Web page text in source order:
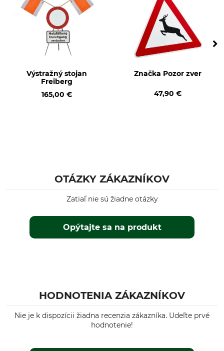
Výstražný stojan
Freiberg
165,00 €
Značka Pozor zver
47,90 €
OTÁZKY ZÁKAZNÍKOV
Opýtajte sa na produkt
Zatiaľ nie sú žiadne otázky
HODNOTENIA ZÁKAZNÍKOV
Nie je k dispozícii žiadna recenzia zákazníka. Udeľte prvé
hodnotenie!